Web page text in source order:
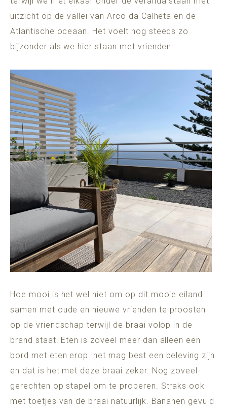
uitzicht op de vallei van Arco da Calheta en de
Atlantische oceaan. Het voelt nog steeds zo
bijzonder als we hier staan met vrienden.
Hoe mooi is het wel niet om op dit mooie eiland
samen met oude en nieuwe vrienden te proosten
op de vriendschap terwijl de braai volop in de
brand staat. Eten is zoveel meer dan alleen een
bord met eten erop. het mag best een beleving zijn
en dat is het met deze braai zeker. Nog zoveel
gerechten op stapel om te proberen. Straks ook
met toetjes van de braai natuurlijk. Bananen gevuld